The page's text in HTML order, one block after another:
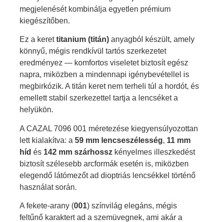
megjelenését kombinálja egyetlen prémium
kiegészítőben.
Ez a kerettitanium (titán) anyagból készült, amely
könnyű, mégis rendkívül tartós szerkezetet
eredményez — komfortos viseletet biztosít egész
napra, miközben a mindennapi igénybevétellel is
megbirkózik. A titán keret nem terheli túl a hordót, és
emellett stabil szerkezettel tartja a lencséket a
helyükön.
A CAZAL 7096 001 méretezése kiegyensúlyozottan
lett kialakítva: a 59 mm lencseszélesség, 11 mm
híd és 142 mm szárhossz kényelmes illeszkedést
biztosít szélesebb arcformák esetén is, miközben
elegendő látómezőt ad dioptriás lencsékkel történő
használat során.
A fekete-arany (001) színvilág elegáns, mégis
feltűnő karaktert ad a szemüvegnek, ami akár a